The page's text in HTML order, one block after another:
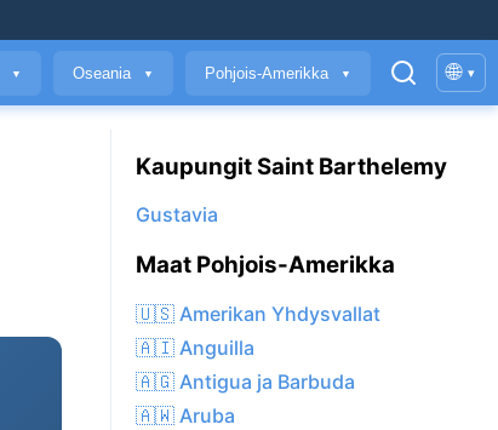
▼ Oseania ▼ Pohjois-Amerikka ▼ 🌐 ▾
Kaupungit Saint Barthelemy
Gustavia
Maat Pohjois-Amerikka
🇺🇸 Amerikan Yhdysvallat
🇦🇮 Anguilla
🇦🇬 Antigua ja Barbuda
🇦🇼 Aruba